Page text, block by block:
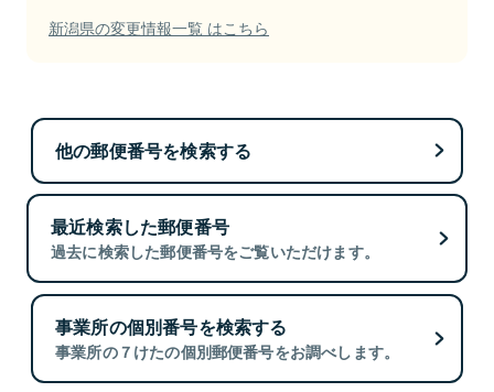
新潟県の変更情報一覧 はこちら
他の郵便番号を検索する
最近検索した郵便番号
過去に検索した郵便番号をご覧いただけます。
事業所の個別番号を検索する
事業所の７けたの個別郵便番号をお調べします。